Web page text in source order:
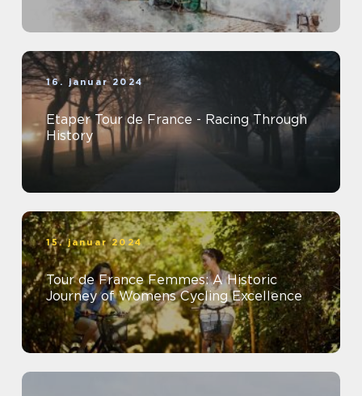
16. januar 2024
Etaper Tour de France - Racing Through
History
15. januar 2024
Tour de France Femmes: A Historic
Journey of Womens Cycling Excellence